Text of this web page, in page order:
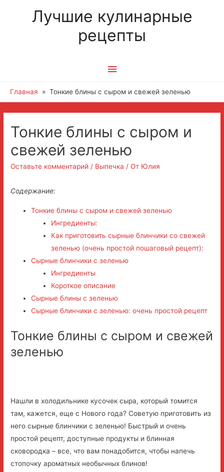
Лучшие кулинарные
рецепты
Главное
меню
Главная Тонкие блины с сыром и свежей зеленью
Тонкие блины с сыром и
свежей зеленью
Оставьте комментарий / Выпечка / От Юлия
Содержание:
Тонкие блины с сыром и свежей зеленью
Ингредиенты:
Как приготовить сырные блинчики со свежей
зеленью (очень простой пошаговый рецепт):
Сырные блинчики с зеленью
Ингредиенты
Короткое описание
Сырные блины с зеленью
Сырные блинчики с зеленью: очень простой рецепт
Тонкие блины с сыром и свежей
зеленью
Нашли в холодильнике кусочек сыра, который томится
там, кажется, еще с Нового года? Советую приготовить из
него сырные блинчики с зеленью! Быстрый и очень
простой рецепт, доступные продукты и блинная
сковородка – все, что вам понадобится, чтобы напечь
стопочку ароматных необычных блинов!
по
записям